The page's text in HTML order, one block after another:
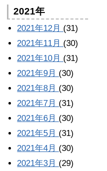
2021年
2021年12月 (31)
2021年11月 (30)
2021年10月 (31)
2021年9月 (30)
2021年8月 (30)
2021年7月 (31)
2021年6月 (30)
2021年5月 (31)
2021年4月 (30)
2021年3月 (29)